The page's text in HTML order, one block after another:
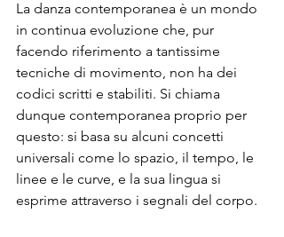
La danza contemporanea è un mondo
in continua evoluzione che, pur
facendo riferimento a tantissime
tecniche di movimento, non ha dei
codici scritti e stabiliti. Si chiama
dunque contemporanea proprio per
questo: si basa su alcuni concetti
universali come lo spazio, il tempo, le
linee e le curve, e la sua lingua si
esprime attraverso i segnali del corpo.